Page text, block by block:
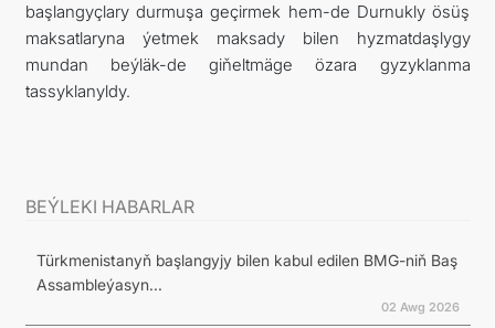
başlangyçlary durmuşa geçirmek hem-de Durnukly ösüş
maksatlaryna ýetmek maksady bilen hyzmatdaşlygy
mundan beýläk-de giňeltmäge özara gyzyklanma
tassyklanyldy.
BEÝLEKI HABARLAR
Türkmenistanyň başlangyjy bilen kabul edilen BMG-niň Baş
Assambleýasyn...
02 Awg 2026